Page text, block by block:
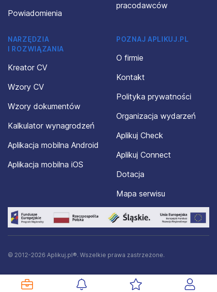
Powiadomienia
pracodawców
NARZĘDZIA
I ROZWIĄZANIA
Kreator CV
Wzory CV
Wzory dokumentów
Kalkulator wynagrodzeń
Aplikacja mobilna Android
Aplikacja mobilna iOS
POZNAJ APLIKUJ.PL
O firmie
Kontakt
Polityka prywatności
Organizacja wydarzeń
Aplikuj Check
Aplikuj Connect
Dotacja
Mapa serwisu
© 2012-2026 Aplikuj.pl®. Wszelkie prawa zastrzeżone.